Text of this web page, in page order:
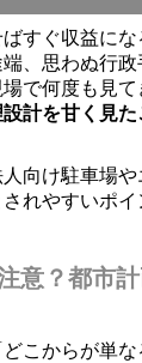
すぐ収益にな
、思わぬ行
で何度も見
計を甘く見た
向け駐車場
れやすいポイ
意？都市
こからが単